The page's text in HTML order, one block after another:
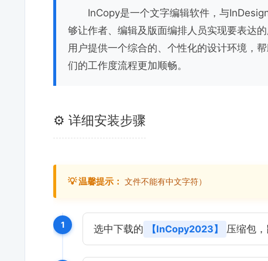
InCopy是一个文字编辑软件，与
够让作者、编辑及版面编排人员实现要表达
用户提供一个综合的、个性化的设计环境，
们的工作度流程更加顺畅。
⚙️ 详细安装步骤
💡 温馨提示： 文件不能有中文字符）
1 选中下载的 【InCopy2023】 压缩包